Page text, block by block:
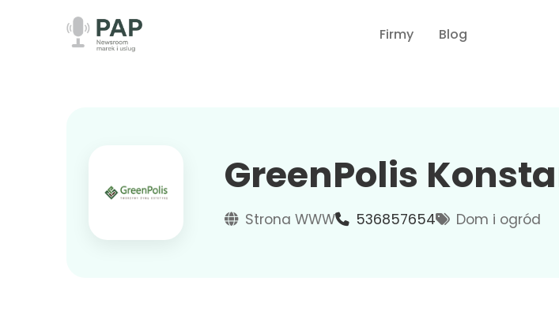
Firmy Blog
GreenPolis
Strona WWW 536857654 Dom i ogród